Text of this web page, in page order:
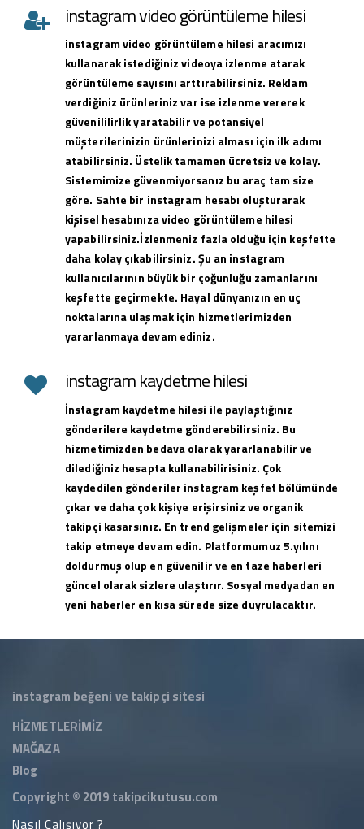
instagram video görüntüleme hilesi
instagramvideo görüntüleme hilesi aracımızı
kullanarak istediğiniz videoya izlenme atarak
görüntüleme sayısını arttırabilirsiniz. Reklam
verdiğiniz ürünleriniz var ise izlenme vererek
güvenililirlik yaratabilir ve potansiyel
müşterilerinizin ürünlerinizi alması için ilk adımı
atabilirsiniz. Üstelik tamamen ücretsiz ve kolay.
Sistemimize güvenmiyorsanız bu araç tam size
göre. Sahte bir instagram hesabı oluşturarak
kişisel hesabınıza video görüntüleme hilesi
yapabilirsiniz.İzlenmeniz fazla olduğu için keşfette
daha kolay çıkabilirsiniz. Şu an instagram
kullanıcılarının büyük bir çoğunluğu zamanlarını
keşfette geçirmekte. Hayal dünyanızın en uç
noktalarına ulaşmak için hizmetlerimizden
yararlanmaya devam ediniz.
instagram kaydetme hilesi
İnstagram kaydetme hilesi ile paylaştığınız
gönderilere kaydetme gönderebilirsiniz. Bu
hizmetimizden bedava olarak yararlanabilir ve
dilediğiniz hesapta kullanabilirisiniz. Çok
kaydedilen gönderiler instagram keşfet bölümünde
çıkar ve daha çok kişiye erişirsiniz ve organik
takipçi kasarsınız. En trend gelişmeler için sitemizi
takip etmeye devam edin. Platformumuz 5.yılını
doldurmuş olup en güvenilir ve en taze haberleri
güncel olarak sizlere ulaştırır. Sosyal medyadan en
yeni haberler en kısa sürede size duyrulacaktır.
instagram beğeni ve takipçi sitesi
HİZMETLERİMİZ
MAĞAZA
Blog
Copyright © 2019 takipcikutusu.com
Nasıl Çalışıyor ?